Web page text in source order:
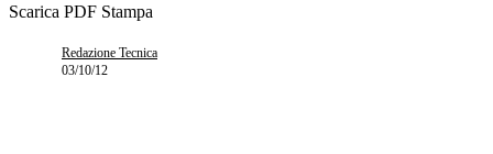
Scarica PDF Stampa
Redazione Tecnica
03/10/12